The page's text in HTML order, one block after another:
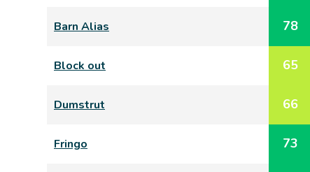
Barn Alias 78
Block out 65
Dumstrut 66
Fringo 73